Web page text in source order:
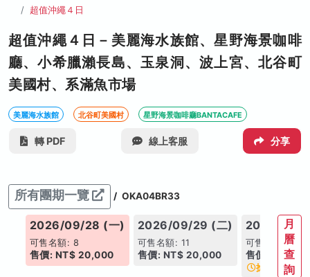
超值沖繩４日
超值沖繩４日－美麗海水族館、星野海景咖啡
廳、小希臘瀨長島、玉泉洞、波上宮、北谷町
美國村、系滿魚市場
美麗海水族館 北谷町美國村 星野海景咖啡廳BANTACAFE
轉 PDF 線上客服 分享
所有團期一覽 / OKA04BR33
2026/09/28 (一)
可售名額: 8
售價: NT$ 20,000
2026/09/29 (二)
可售名額: 11
售價: NT$ 20,000
2026/10/
可售名額: 8
售價: NT$
搶手日期
月
曆
查
詢